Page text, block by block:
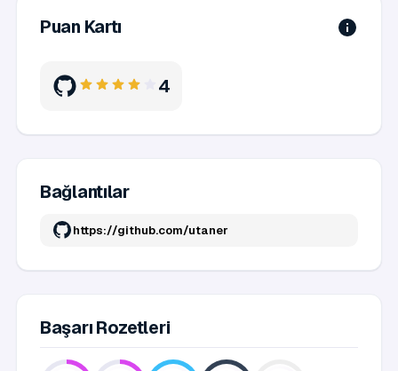
Puan Kartı
4
Bağlantılar
https://github.com/utaner
Başarı Rozetleri